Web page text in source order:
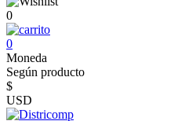
0
0
Moneda
Según producto
$
USD